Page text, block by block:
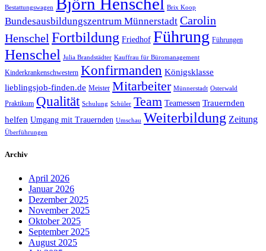
Bestattungswagen Brix Koop
Bundesausbildungszentrum Münnerstadt Carolin
Henschel Fortbildung Friedhof Führung Führungen
Henschel Julia Brandstädter Kauffrau für Büromanagement
Kinderkrankenschwestern Konfirmanden Königsklasse
lieblingsjob-finden.de Meister Mitarbeiter Münnerstadt Osterwald
Praktikum Qualität Schulung Schüler Team Teamessen Trauernden
helfen Umgang mit Trauernden Umschau Weiterbildung Zeitung
Überführungen
Archiv
April 2026
Januar 2026
Dezember 2025
November 2025
Oktober 2025
September 2025
August 2025